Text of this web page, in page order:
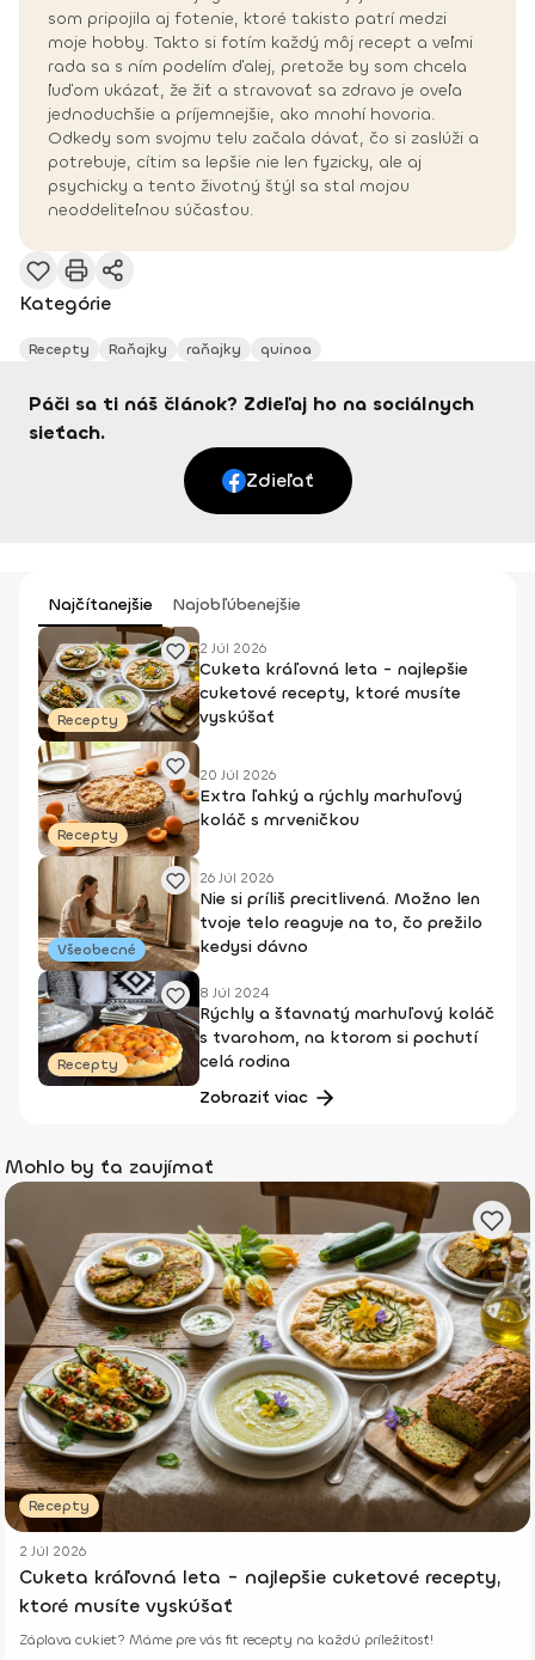
som pripojila aj fotenie, ktoré takisto patrí medzi
moje hobby. Takto si fotím každý môj recept a veľmi
rada sa s ním podelím ďalej, pretože by som chcela
ľuďom ukázať, že žiť a stravovať sa zdravo je oveľa
jednoduchšie a príjemnejšie, ako mnohí hovoria.
Odkedy som svojmu telu začala dávať, čo si zaslúži a
potrebuje, cítim sa lepšie nie len fyzicky, ale aj
psychicky a tento životný štýl sa stal mojou
neoddeliteľnou súčasťou.
Kategórie
Recepty Raňajky raňajky quinoa
Páči sa ti náš článok? Zdieľaj ho na sociálnych
sieťach.
Zdieľať
Najčítanejšie Najobľúbenejšie
Recepty
2 Júl 2026
Cuketa kráľovná leta - najlepšie
cuketové recepty, ktoré musíte
vyskúšať
Recepty
20 Júl 2026
Extra ľahký a rýchly marhuľový
koláč s mrveničkou
Všeobecné
26 Júl 2026
Nie si príliš precitlivená. Možno len
tvoje telo reaguje na to, čo prežilo
kedysi dávno
Recepty
8 Júl 2024
Rýchly a šťavnatý marhuľový koláč
s tvarohom, na ktorom si pochutí
celá rodina
Zobraziť viac
Mohlo by ťa zaujímať
Recepty
2 Júl 2026
Cuketa kráľovná leta - najlepšie cuketové recepty,
ktoré musíte vyskúšať
Záplava cukiet? Máme pre vás fit recepty na každú príležitosť!